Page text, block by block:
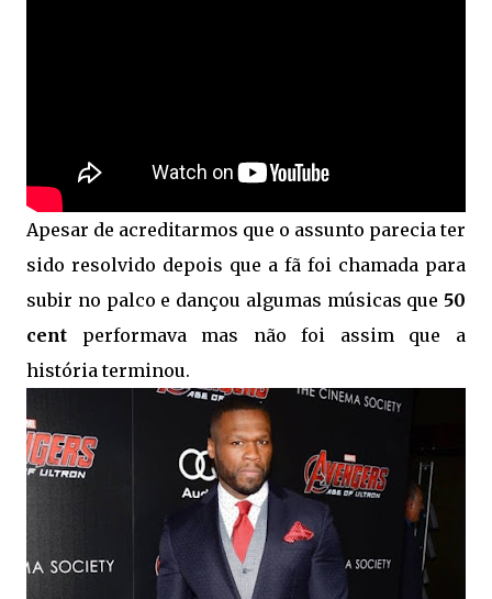
Apesar de acreditarmos que o assunto parecia ter
sido resolvido depois que a fã foi chamada para
subir no palco e dançou algumas músicas que 50
cent performava mas não foi assim que a
história terminou.